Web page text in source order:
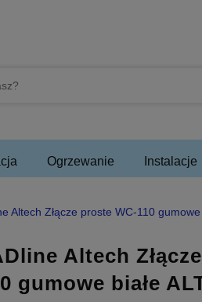
Ogrzewanie Instalacje
Altech Złącze proste WC-110
Altech
gumowe białe